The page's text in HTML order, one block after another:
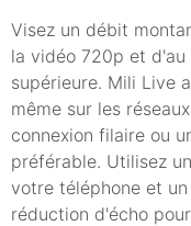
Visez un débit
la vidéo 720p et
supérieure. Mili Live
même sur les
connexion filaire ou
préférable. Utilisez
votre téléphone et
réduction d'écho